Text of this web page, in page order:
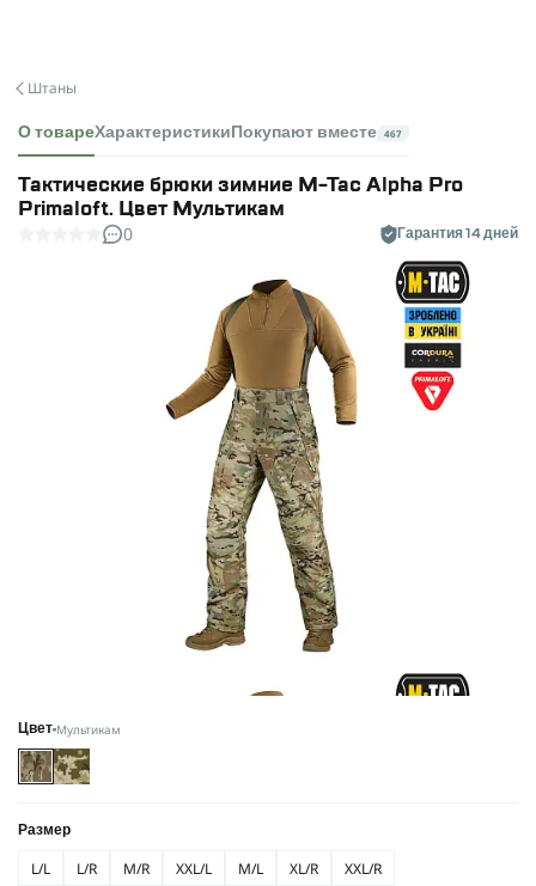
Штаны
О товареХарактеристики Покупают вместе 467
Тактические брюки зимние M-Tac Alpha Pro
Primaloft. Цвет Мультикам
0 Гарантия 14 дней
Цвет Мультикам
Размер
L/L L/R M/R XXL/L M/L XL/R XXL/R